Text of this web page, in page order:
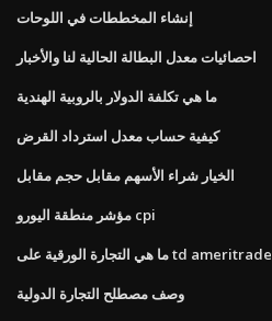
إنشاء المخططات في اللوحات
احصائيات معدل البطالة الحالية لنا والأخبار
ما هي تكلفة الدولار بالروبية الهندية
كيفية حساب معدل استرداد القرض
الخيار شراء الأسهم مقابل حجم مقابل
مؤشر منطقة اليورو cpi
ما هي التجارة الورقية على td ameritrade
وصف مصطلح التجارة الدولية